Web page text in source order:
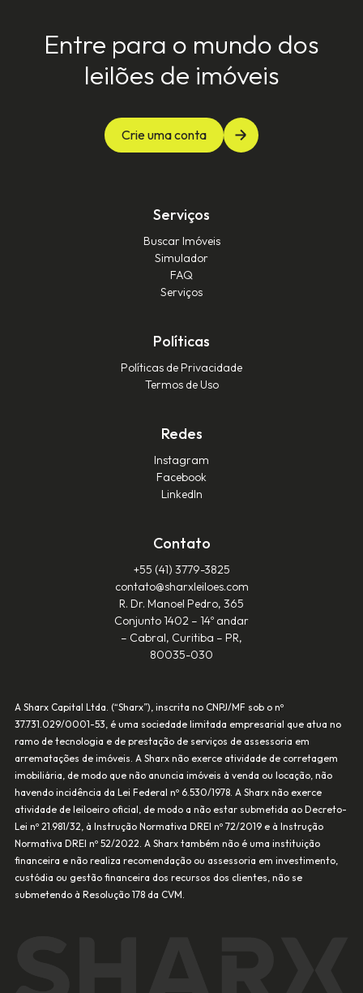
Entre para o mundo dos
leilões de imóveis
Crie uma conta
Serviços
Buscar Imóveis
Simulador
FAQ
Serviços
Políticas
Políticas de Privacidade
Termos de Uso
Redes
Instagram
Facebook
LinkedIn
Contato
+55 (41) 3779-3825‬
contato@sharxleiloes.com
R. Dr. Manoel Pedro, 365
Conjunto 1402 – 14º andar
– Cabral, Curitiba – PR,
80035-030
A Sharx Capital Ltda. (“Sharx”), inscrita no CNPJ/MF sob o nº
37.731.029/0001-53, é uma sociedade limitada empresarial que atua no
ramo de tecnologia e de prestação de serviços de assessoria em
arrematações de imóveis. A Sharx não exerce atividade de corretagem
imobiliária, de modo que não anuncia imóveis à venda ou locação, não
havendo incidência da Lei Federal nº 6.530/1978. A Sharx não exerce
atividade de leiloeiro oficial, de modo a não estar submetida ao Decreto-
Lei nº 21.981/32, à Instrução Normativa DREI nº 72/2019 e à Instrução
Normativa DREI nº 52/2022. A Sharx também não é uma instituição
financeira e não realiza recomendação ou assessoria em investimento,
custódia ou gestão financeira dos recursos dos clientes, não se
submetendo à Resolução 178 da CVM.